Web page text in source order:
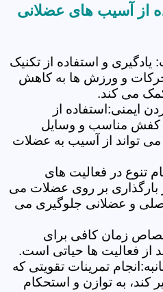
از آسیب های عضلانی
و استفاده از تکنیک
و ورزش ها به کاهش
می کند.
ایمنی:استفاده از
کفش مناسب و وسایل
تواند از آسیب به عضلات
تنوع در فعالیت های
بر روی عضلات می
و عضلانی جلوگیری می
زمان کافی برای
از فعالیت ها حیاتی است.
تمرینات تقویتی که
کند، به توازن و استحکام